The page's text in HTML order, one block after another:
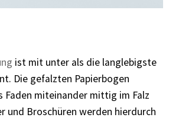
ist mit unter als die langlebigste
Die gefalzten Papierbogen
miteinander mittig im Falz
und Broschüren werden hierdurch